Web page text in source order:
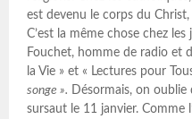
est devenu le corps du
C’est la même chose chez
Fouchet, homme de radio et
la Vie » et « Lectures pour
songe ». Désormais, on oublie
sursaut le 11 janvier. Comme